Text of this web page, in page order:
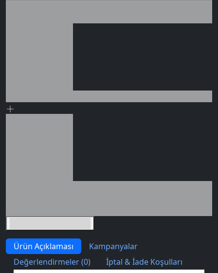
Ürün Açıklaması
Kampanyalar
Değerlendirmeler (0)
İptal & İade Koşulları